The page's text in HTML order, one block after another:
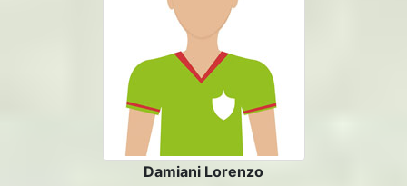
Damiani Lorenzo